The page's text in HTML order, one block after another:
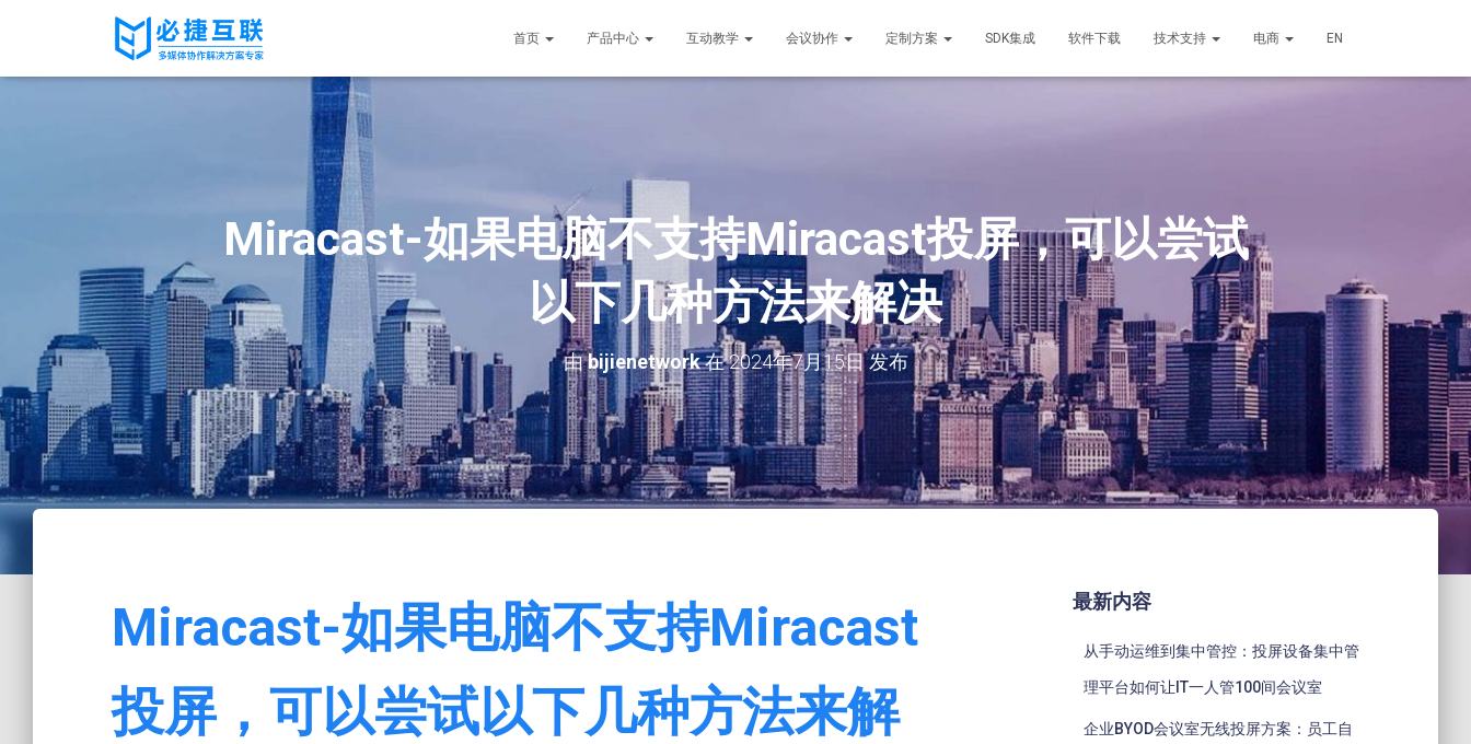
首页 产品中心 互动教学 会议协作 定制方案 SDK集成 软件下载 技术支持 电商 EN
Miracast-如果电脑不支持Miracast投屏，可以尝试
以下几种方法来解决
由bijienetwork在2024年7月15日发布
Miracast-如果电脑不支持Miracast
投屏，可以尝试以下几种方法来解
最新内容
从手动运维到集中管控：投屏设备集中管
理平台如何让IT一人管100间会议室
企业BYOD会议室无线投屏方案：员工自